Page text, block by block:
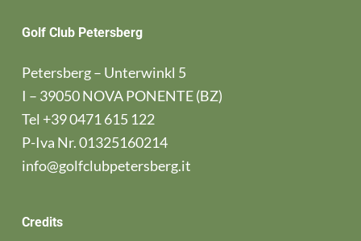
Golf Club Petersberg
Petersberg – Unterwinkl 5
I – 39050 NOVA PONENTE (BZ)
Tel +39 0471 615 122
P-Iva Nr. 01325160214
info@golfclubpetersberg.it
Credits